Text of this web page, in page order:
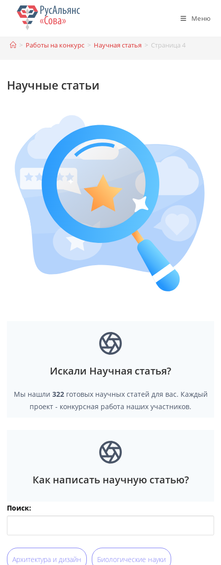
Перейти
содержимому
Меню
> Работы на конкурс > Научная статья > Страница 4
Научные статьи
Искали Научная статья?
Мы нашли 322готовых научных статей для вас. Каждый
проект - конкурсная работа наших участников.
Как написать научную статью?
Поиск:
Архитектура и дизайн Биологические науки